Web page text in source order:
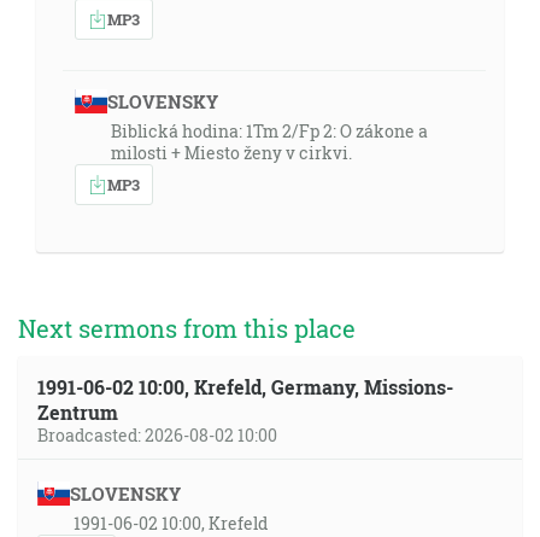
MP3
SLOVENSKY
Biblická hodina: 1Tm 2/Fp 2: O zákone a
milosti + Miesto ženy v cirkvi.
MP3
Next sermons from this place
1991-06-02 10:00, Krefeld, Germany, Missions-
Zentrum
Broadcasted: 2026-08-02 10:00
SLOVENSKY
1991-06-02 10:00, Krefeld